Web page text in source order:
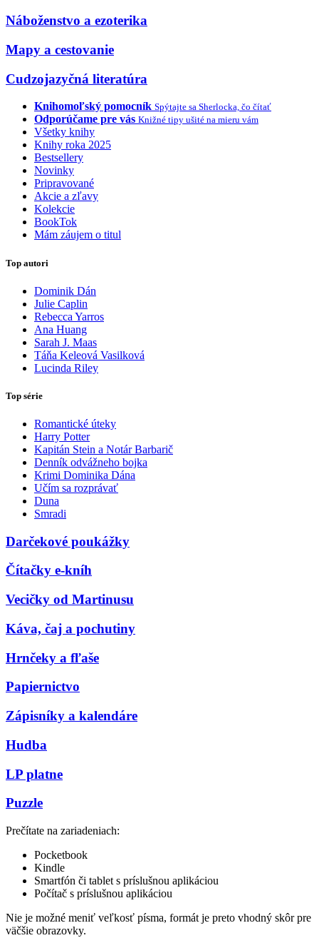
Náboženstvo a ezoterika
Mapy a cestovanie
Cudzojazyčná literatúra
Knihomoľský pomocník Spýtajte sa Sherlocka, čo čítať
Odporúčame pre vás Knižné tipy ušité na mieru vám
Všetky knihy
Knihy roka 2025
Bestsellery
Novinky
Pripravované
Akcie a zľavy
Kolekcie
BookTok
Mám záujem o titul
Top autori
Dominik Dán
Julie Caplin
Rebecca Yarros
Ana Huang
Sarah J. Maas
Táňa Keleová Vasilková
Lucinda Riley
Top série
Romantické úteky
Harry Potter
Kapitán Stein a Notár Barbarič
Denník odvážneho bojka
Krimi Dominika Dána
Učím sa rozprávať
Duna
Smradi
Darčekové poukážky
Čítačky e-kníh
Vecičky od Martinusu
Káva, čaj a pochutiny
Hrnčeky a fľaše
Papiernictvo
Zápisníky a kalendáre
Hudba
LP platne
Puzzle
Prečítate na zariadeniach:
Pocketbook
Kindle
Smartfón či tablet s príslušnou aplikáciou
Počítač s príslušnou aplikáciou
Nie je možné meniť veľkosť písma, formát je preto vhodný skôr pre
väčšie obrazovky.